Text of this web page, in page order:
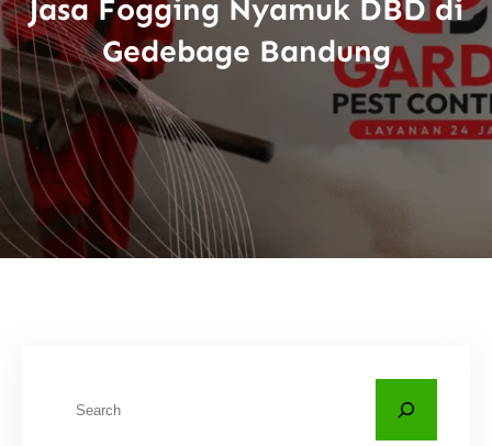
Jasa Fogging Nyamuk DBD di
Gedebage Bandung